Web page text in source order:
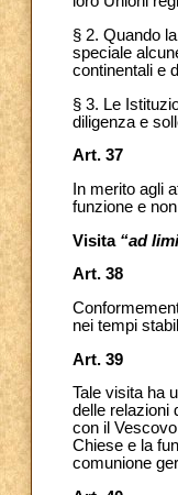
§ 2. Quando
speciale
continentali e
§ 3. Le
diligenza e
Art. 37
In merito agli
funzione e
Visita “ad
Art. 38
nei tempi
Art. 39
Tale visita ha
delle relazioni
con il
Chiese e la
comunione